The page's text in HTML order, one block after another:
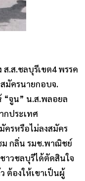
ส.ส.ชลบุรีเขต4 พรรค
สมัครนายกอบจ.
“จูน” น.ส.พลอยล
กประเทศ
ครหรือไม่ลงสมัคร
ม กลิ่น รมช.พาณิชย์
าวชลบุรีได้ตัดสินใจ
ต้องให้เขาเป็นผู้